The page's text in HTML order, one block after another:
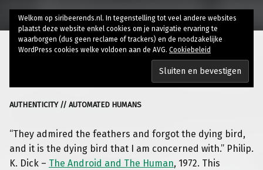
AUTHENTICITY // AUTOMATED HUMANS
“They admired the feathers and forgot the dying bird,
and it is the dying bird that I am concerned with.” Philip.
K. Dick – The Android and The Human, 1972. This
Welkom op siribeerends.nl. In tegenstelling tot veel andere websites
plaatst deze website enkel cookies om je navigatie ervaring te
waarborgen (dus geen reclame of trackers) en de noodzakelijke
WordPress cookies welke voldoen aan de AVG. Cookiebeleid